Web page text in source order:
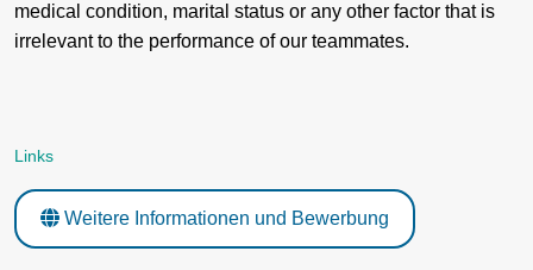
medical condition, marital status or any other factor that is
irrelevant to the performance of our teammates.
Links
Weitere Informationen und Bewerbung